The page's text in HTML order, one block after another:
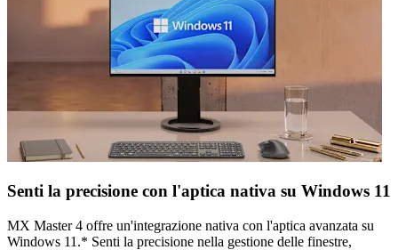
Senti la precisione con l'aptica nativa su Windows 11
MX Master 4 offre un'integrazione nativa con l'aptica avanzata su
Windows 11.* Senti la precisione nella gestione delle finestre,